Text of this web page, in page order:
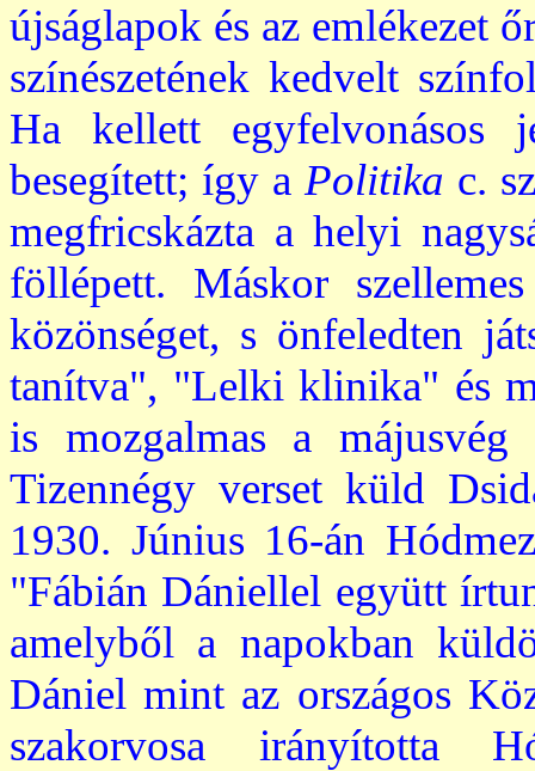
újságlapok és az emlékezet
színészetének kedvelt
Ha kellett egyfelvonásos
besegített; így a Politika c.
megfricskázta a helyi
föllépett. Máskor
közönséget, s önfeledten
tanítva", "Lelki klinika" és
is mozgalmas a
Tizennégy verset küld
1930. Június 16-án
"Fábián Dániellel együtt
amelyből a napokban
Dániel mint az országos
szakorvosa irányította